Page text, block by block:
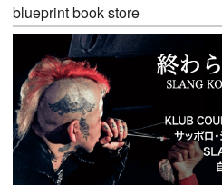
blueprint book store